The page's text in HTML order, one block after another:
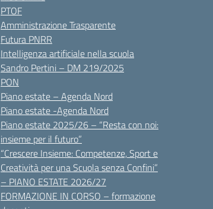
PTOF
Amministrazione Trasparente
Futura PNRR
Intelligenza artificiale nella scuola
Sandro Pertini – DM 219/2025
PON
Piano estate – Agenda Nord
Piano estate -Agenda Nord
Piano estate 2025/26 – “Resta con noi:
insieme per il futuro”
“Crescere Insieme: Competenze, Sport e
Creatività per una Scuola senza Confini”
– PIANO ESTATE 2026/27
FORMAZIONE IN CORSO – formazione